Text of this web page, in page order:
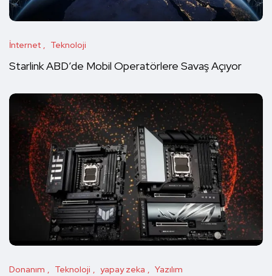
İnternet Teknoloji
Starlink ABD’de Mobil Operatörlere Savaş Açıyor
Donanım Teknoloji yapay zeka Yazılım